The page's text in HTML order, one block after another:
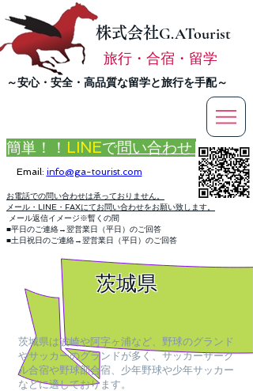
株式会社G.ATourist
旅行・合宿・留学
​～安心・安全・高品質な留学と旅行を手配～
Email: info@ga-tourist.com
簡単！！ LINEで問い合わせ
お電話での問い合わせは承っておりません。
メール・LINE・FAXにてお問い合わせをお願い致します。
メール返信イメージ※暫くの間
■平日のご連絡→翌営業日（平日）のご回答
■土日祝日のご連絡→翌営業日（平日）のご回答
茨城県
茨城県は波崎や阿字ヶ浦など、野球のグランド
やサッカーのグランドが多く、サッカーサーク
ル合宿や野球部合宿、少年野球や少年サッカー
などに適しております。